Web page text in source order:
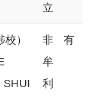
立
）
SHUI
非
牟
利
有